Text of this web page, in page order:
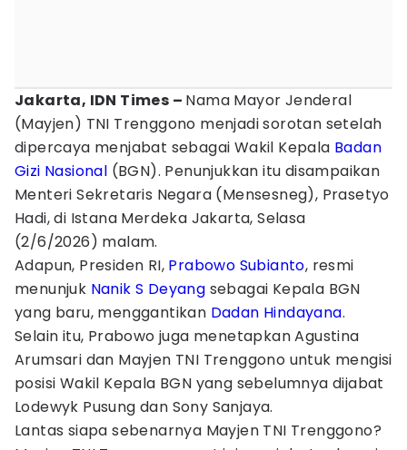
Jakarta, IDN Times – Nama Mayor Jenderal
(Mayjen) TNI Trenggono menjadi sorotan setelah
dipercaya menjabat sebagai Wakil Kepala Badan
Gizi Nasional (BGN). Penunjukkan itu disampaikan
Menteri Sekretaris Negara (Mensesneg), Prasetyo
Hadi, di Istana Merdeka Jakarta, Selasa
(2/6/2026) malam.
Adapun, Presiden RI, Prabowo Subianto, resmi
menunjuk Nanik S Deyang sebagai Kepala BGN
yang baru, menggantikan Dadan Hindayana.
Selain itu, Prabowo juga menetapkan Agustina
Arumsari dan Mayjen TNI Trenggono untuk mengisi
posisi Wakil Kepala BGN yang sebelumnya dijabat
Lodewyk Pusung dan Sony Sanjaya.
Lantas siapa sebenarnya Mayjen TNI Trenggono?